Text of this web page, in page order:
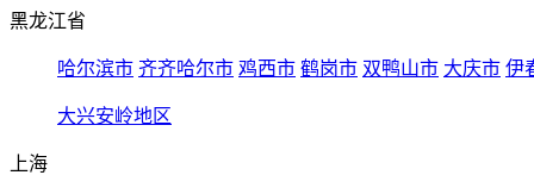
黑龙江省
哈尔滨市 齐齐哈尔市 鸡西市 鹤岗市 双鸭山市 大庆市 伊
大兴安岭地区
上海